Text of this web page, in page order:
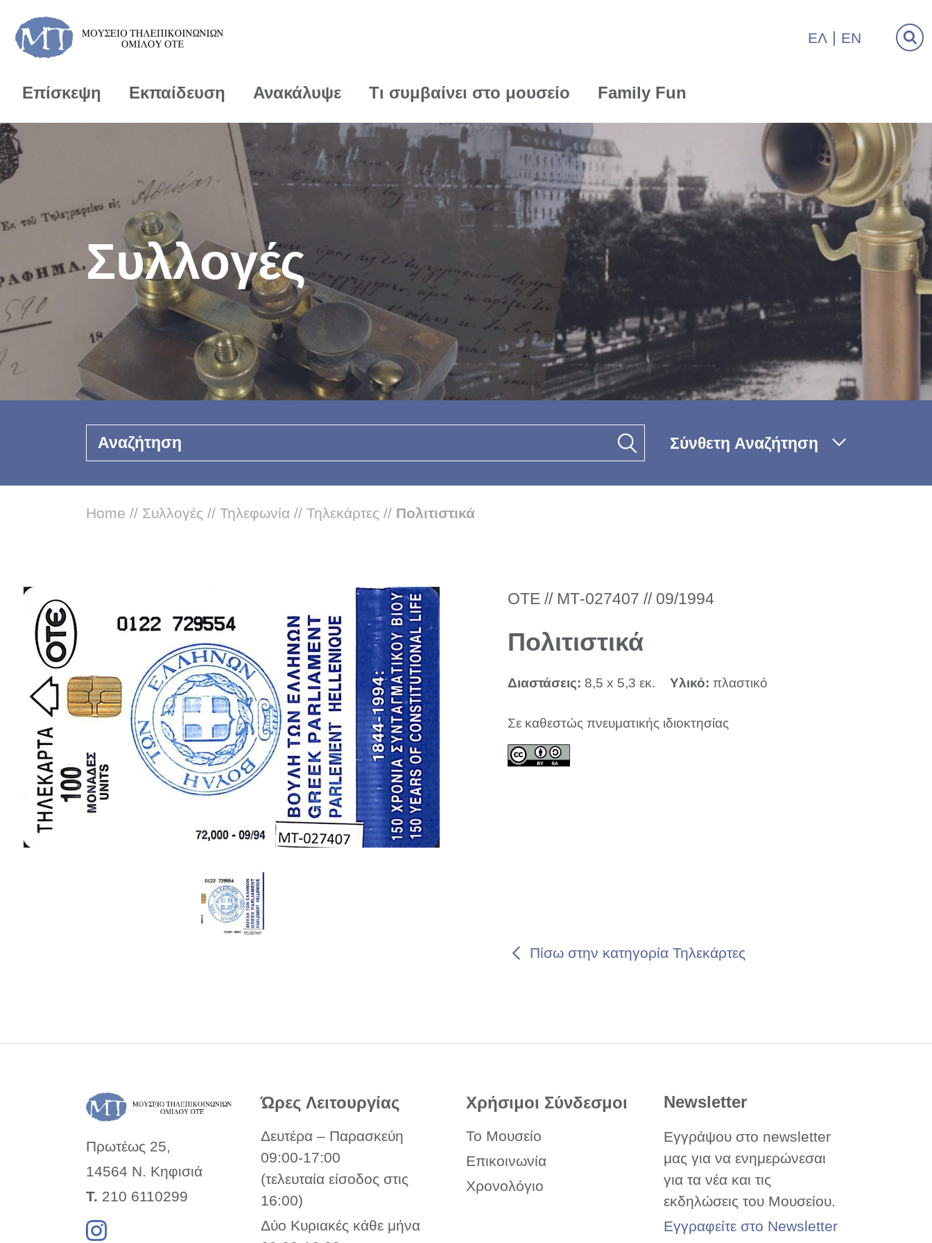
ΕΛ EN
Επίσκεψη Εκπαίδευση Ανακάλυψε Τι συμβαίνει στο μουσείο Family Fun
Συλλογές
Αναζήτηση Σύνθετη Αναζήτηση
Home // Συλλογές // Τηλεφωνία // Τηλεκάρτες // Πολιτιστικά
Πίσω στην κατηγορία Τηλεκάρτες
ΟΤΕ // ΜΤ-027407 // 09/1994
Πολιτιστικά
Διαστάσεις: 8,5 x 5,3 εκ. Υλικό: πλαστικό
Σε καθεστώς πνευματικής ιδιοκτησίας
Πρωτέως 25,
14564 Ν. Κηφισιά
Τ. 210 6110299
Ώρες Λειτουργίας
Δευτέρα – Παρασκεύη
09:00-17:00
(τελευταία είσοδος στις
16:00)
Δύο Κυριακές κάθε μήνα
Χρήσιμοι Σύνδεσμοι
Το Μουσείο
Επικοινωνία
Χρονολόγιο
Newsletter
Εγγράψου στο newsletter
μας για να ενημερώνεσαι
για τα νέα και τις
εκδηλώσεις του Μουσείου.
Εγγραφείτε στο Newsletter